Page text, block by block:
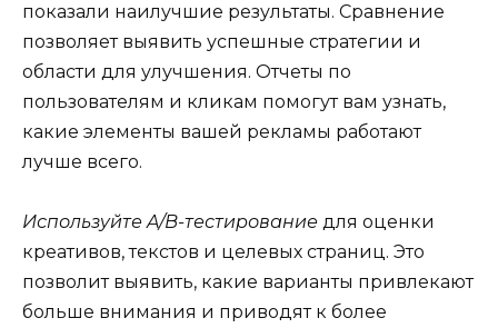
показали наилучшие результаты. Сравнение
позволяет выявить успешные стратегии и
области для улучшения. Отчеты по
пользователям и кликам помогут вам узнать,
какие элементы вашей рекламы работают
лучше всего.
Используйте A/B-тестирование для оценки
креативов, текстов и целевых страниц. Это
позволит выявить, какие варианты привлекают
больше внимания и приводят к более